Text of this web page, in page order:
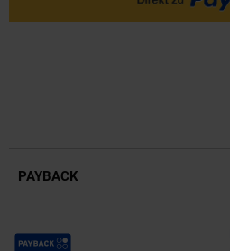
PAYBACK
Payback Punkte